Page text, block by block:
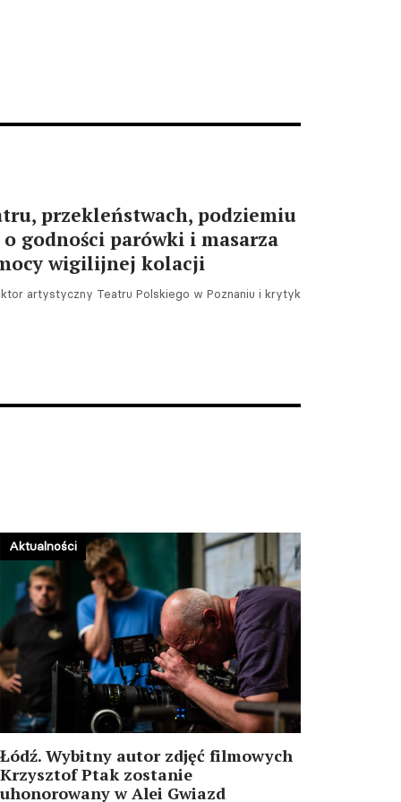
Warszawa. Przegląd
przekleństwach, podziemiu
godności parówki i masarza
wigilijnej kolacji
artystyczny Teatru Polskiego w Poznaniu i krytyk
Łódź. Wybitny autor zdjęć filmowych
Krzysztof Ptak zostanie
uhonorowany w Alei Gwiazd
Aktualności